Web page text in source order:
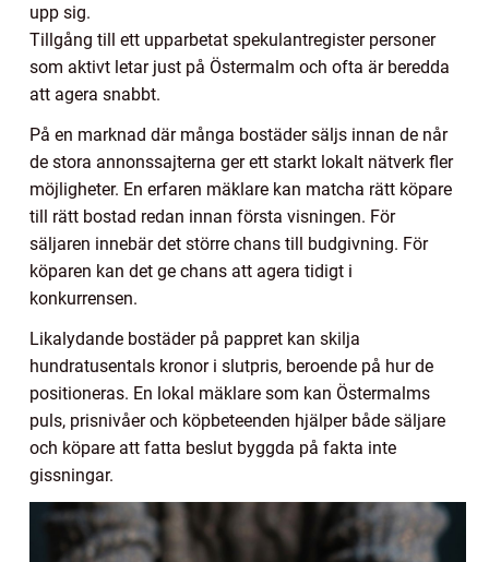
upp sig.
Tillgång till ett upparbetat spekulantregister personer
som aktivt letar just på Östermalm och ofta är beredda
att agera snabbt.
På en marknad där många bostäder säljs innan de når
de stora annonssajterna ger ett starkt lokalt nätverk fler
möjligheter. En erfaren mäklare kan matcha rätt köpare
till rätt bostad redan innan första visningen. För
säljaren innebär det större chans till budgivning. För
köparen kan det ge chans att agera tidigt i
konkurrensen.
Likalydande bostäder på pappret kan skilja
hundratusentals kronor i slutpris, beroende på hur de
positioneras. En lokal mäklare som kan Östermalms
puls, prisnivåer och köpbeteenden hjälper både säljare
och köpare att fatta beslut byggda på fakta inte
gissningar.